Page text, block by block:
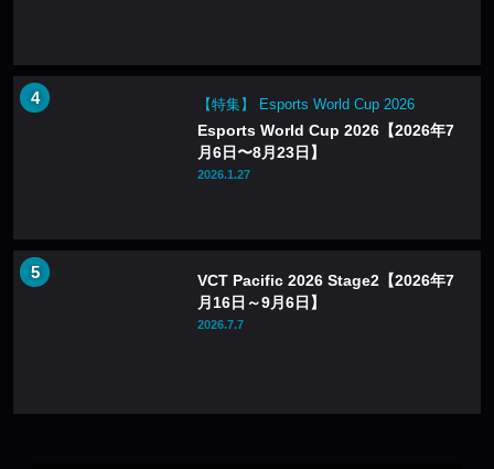
【特集】 Esports World Cup 2026
Esports World Cup 2026【2026年7
月6日〜8月23日】
2026.1.27
VCT Pacific 2026 Stage2【2026年7
月16日～9月6日】
2026.7.7